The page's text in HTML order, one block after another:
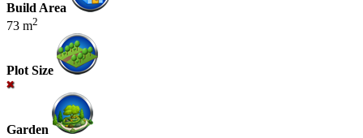
Build Area
73 m2
Plot Size
Garden